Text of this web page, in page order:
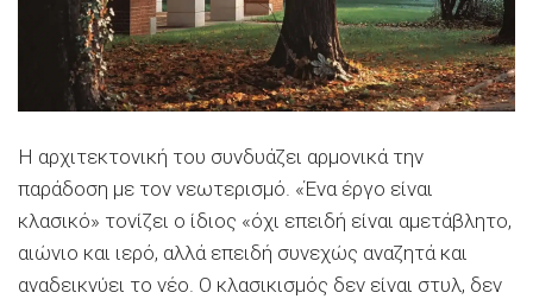
Η αρχιτεκτονική του συνδυάζει αρμονικά την
παράδοση με τον νεωτερισμό. «Ένα έργο είναι
κλασικό» τονίζει ο ίδιος «όχι επειδή είναι αμετάβλητο,
αιώνιο και ιερό, αλλά επειδή συνεχώς αναζητά και
αναδεικνύει το νέο. Ο κλασικισμός δεν είναι στυλ, δεν